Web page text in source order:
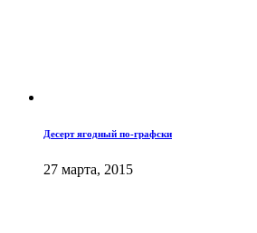
Десерт ягодный по-графски
27 марта, 2015